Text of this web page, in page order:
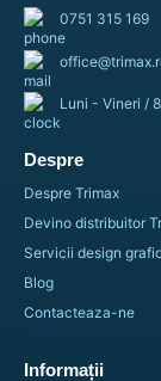
0751 315 169
Luni - Vineri /
Despre
Despre Trimax
Devino distribuitor
Servicii design grafic
Blog
Contacteaza-ne
Informații